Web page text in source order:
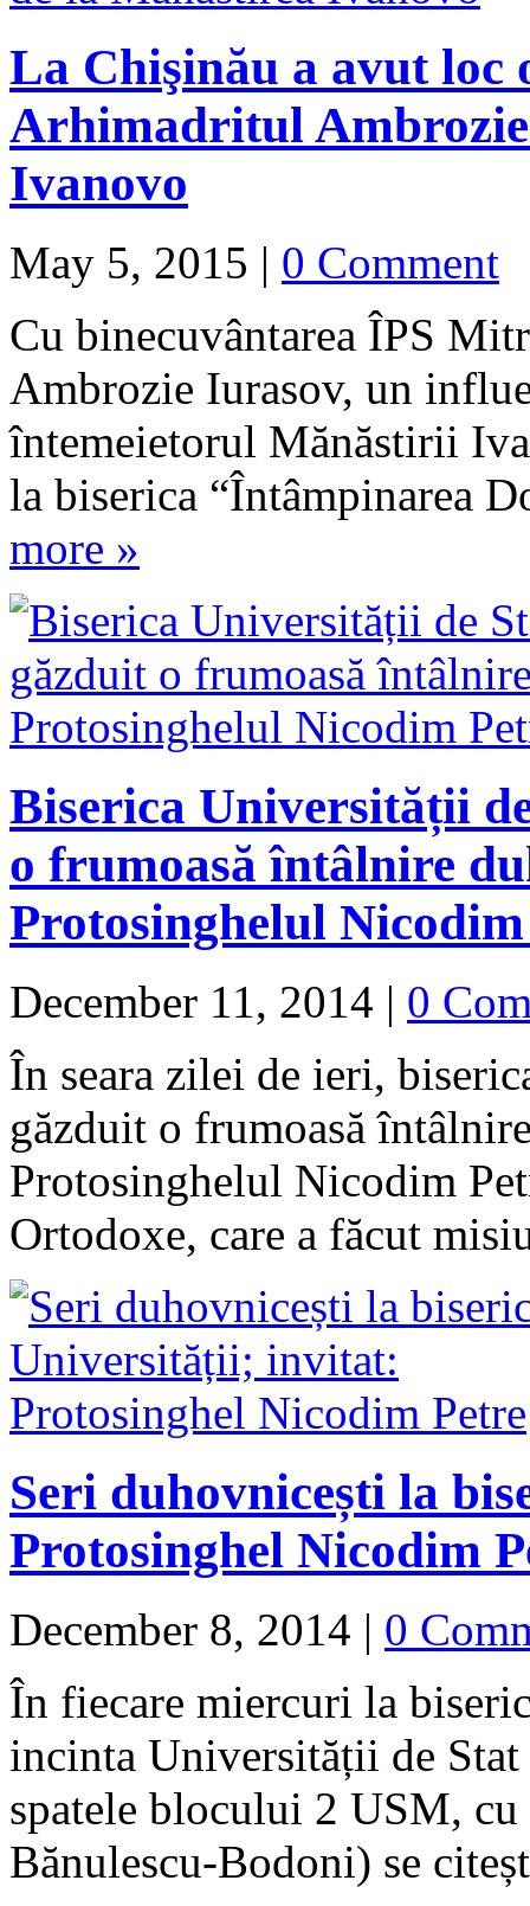
La Chişinău a avut loc
Arhimadritul
Ivanovo
May 5, 2015 | 0 Comment
Cu binecuvântarea ÎPS
Ambrozie Iurasov, un
întemeietorul Mănăstirii
la biserica “Întâmpinarea
more »
Biserica Universității
o frumoasă întâlnire
Protosinghelul
December 11, 2014 | 0
În seara zilei de ieri,
găzduit o frumoasă
Protosinghelul Nicodim
Ortodoxe, care a făcut
Seri duhovnicești la
Protosinghel Nicodim
December 8, 2014 | 0
În fiecare miercuri la
incinta Universității de
spatele blocului 2 USM,
Bănulescu-Bodoni) se